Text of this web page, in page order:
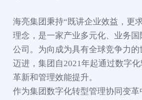
海亮集团秉持“既讲企业效益，更
理念，是一家产业多元化、业务
公司。为向成为具有全球竞争力
迈进，集团自2021年起通过数字
革新和管理效能提升。
作为集团数字化转型管理协同变